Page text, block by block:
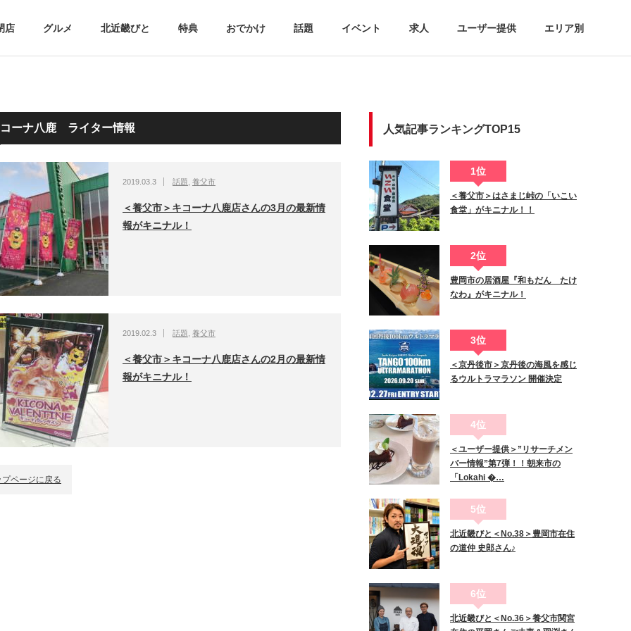
店 グルメ 北近畿びと 特典 おでかけ 話題 イベント 求人 ユーザー提供 エリア別
ーナ八鹿 ライター情報
2019.03.3 話題 養父市
＜養父市＞キコーナ八鹿店さんの3月の最新情
報がキニナル！
2019.02.3 話題 養父市
＜養父市＞キコーナ八鹿店さんの2月の最新情
報がキニナル！
プページに戻る
人気記事ランキングTOP15
1位
＜養父市＞はさまじ峠の「いこい
食堂」がキニナル！！
2位
豊岡市の居酒屋『和もだん たけ
なわ』がキニナル！
3位
＜京丹後市＞京丹後の海風を感じ
るウルトラマラソン 開催決定
4位
＜ユーザー提供＞”リサーチメン
バー情報”第7弾！！朝来市の
「Lokahi �…
5位
北近畿びと＜No.38＞豊岡市在住
の道仲 史郎さん♪
6位
北近畿びと＜No.36＞養父市関宮